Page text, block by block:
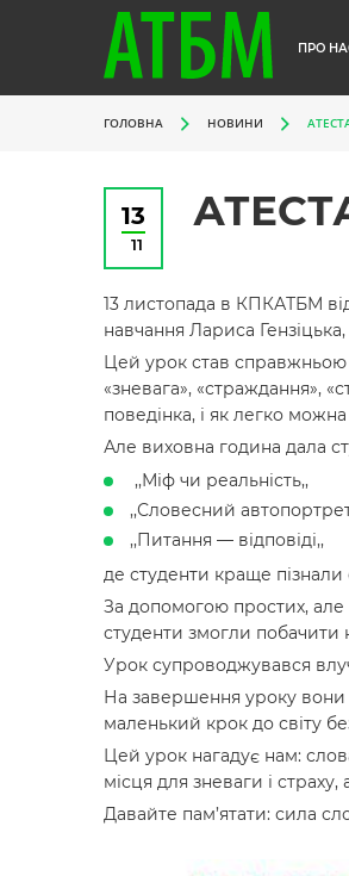
ПРО
ГОЛОВНА НОВИНИ
13
11
13 листопада в КПКАТБМ
навчання Лариса
Цей урок став справжньою
«зневага», «страждання»,
поведінка, і як легко
Але виховна година дала
,,Міф чи реальність,,
,,Словесний
,,Питання — відповіді,,
де студенти краще пізнали
За допомогою простих, але
студенти змогли побачити
Урок супроводжувався
На завершення уроку вони
маленький крок до світу
Цей урок нагадує нам:
місця для зневаги і
Давайте пам’ятати: сила